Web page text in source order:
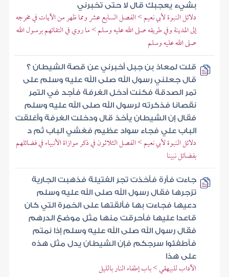
بشيء يعجبك قال لا حتى تخبرني
دلائل النبوة لأبي نعيم > الفصل السابع عشر ومما ظهر من الآيات في مخرجه
إلى المدينة وفي طريقه صلى الله عليه وسلم > ما روي في التقائهم برسول الله
صلى الله عليه وسلم
قلت لمعاذ بن جبل أخبرني عن قصة الشيطان ؟
قال جعلني رسول الله صلى الله عليه وسلم على
تمر الصدقة فكنت أدخل الغرفة فأجد في التمر
نقصانا فذكرته لرسول الله صلى الله عليه وسلم
فقال إن الشيطان يأخذ قال ودخلت الغرفة وأغلقت
الباب علي فجاء سواد عظيم فغشي الباب ثم د
دلائل النبوة لأبي نعيم > الفصل الثلاثون في ذكر موازاة الأنبياء في فضائلهم
بفضائل نبينا
جاءت فأرة فأخذت تجر الفتيلة فذهبت الجارية
تزجرها فقال رسول الله صلى الله عليه وسلم
دعيها فجاءت بها فألقتها على الخمرة التي كان
قاعدا عليها فأحرقت منها مثل موضع الدرهم
فقال رسول الله صلى الله عليه وسلم إذا نمتم
فأطفئوا سرجكم فإن الشيطان يدل مثل هذه
على هذا
الآداب للبيهقي > باب إطفاء النار بالليل